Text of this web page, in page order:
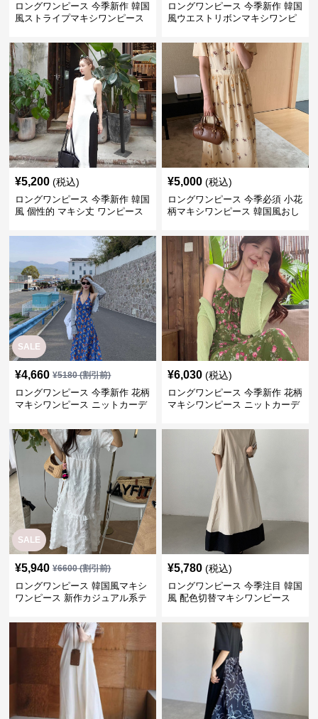
ロングワンピース 今季新作 韓国
風ストライプマキシワンピース
ロングワンピース 今季新作 韓国
風ウエストリボンマキシワンピ
¥5,200 (税込)
ロングワンピース 今季新作 韓国
風 個性的 マキシ丈 ワンピース
¥5,000 (税込)
ロングワンピース 今季必須 小花
柄マキシワンピース 韓国風おし
SALE
¥4,660 ¥5180(割引前)
ロングワンピース 今季新作 花柄
マキシワンピース ニットカーデ
¥6,030 (税込)
ロングワンピース 今季新作 花柄
マキシワンピース ニットカーデ
SALE
¥5,940 ¥6600(割引前)
ロングワンピース 韓国風マキシ
ワンピース 新作カジュアル系テ
¥5,780 (税込)
ロングワンピース 今季注目 韓国
風 配色切替マキシワンピース